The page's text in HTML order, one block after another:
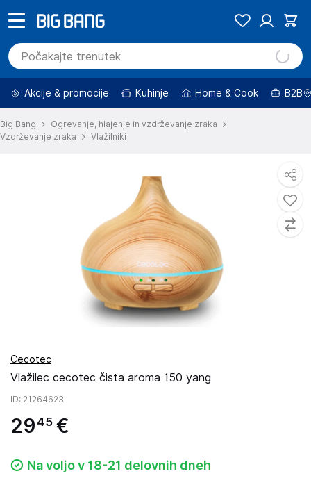
Akcije & promocije Kuhinje Home & Cook B2B
Big Bang
Ogrevanje, hlajenje in vzdrževanje zraka
Vzdrževanje zraka
Vlažilniki
Cecotec
Vlažilec cecotec čista aroma 150 yang
ID: 21264623
29 45 €
Na voljo v 18-21 delovnih dneh